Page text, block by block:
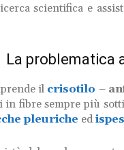
scientifica e
La problematica
il crisotilo –
fibre sempre più
pleuriche ed